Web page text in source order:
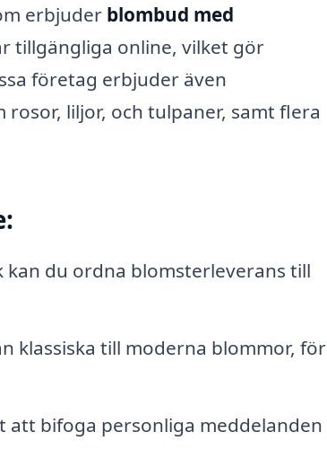
erbjuder blombud med
tillgängliga online, vilket gör
företag erbjuder även
liljor, och tulpaner, samt flera
kan du ordna blomsterleverans till
klassiska till moderna blommor, för
bifoga personliga meddelanden